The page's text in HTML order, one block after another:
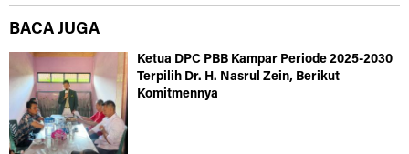
BACA JUGA
Ketua DPC PBB Kampar Periode 2025-2030
Terpilih Dr. H. Nasrul Zein, Berikut
Komitmennya